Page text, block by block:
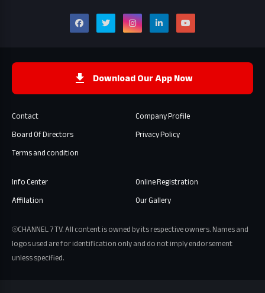
Download Our App Now
Contact
Company Profile
Board Of Directors
Privacy Policy
Terms and condition
Info Center
Online Registration
Affilation
Our Gallery
⦾CHANNEL 7 TV. All content is owned by its respective owners. Names and
logos used are for identification only and do not imply endorsement
unless specified.